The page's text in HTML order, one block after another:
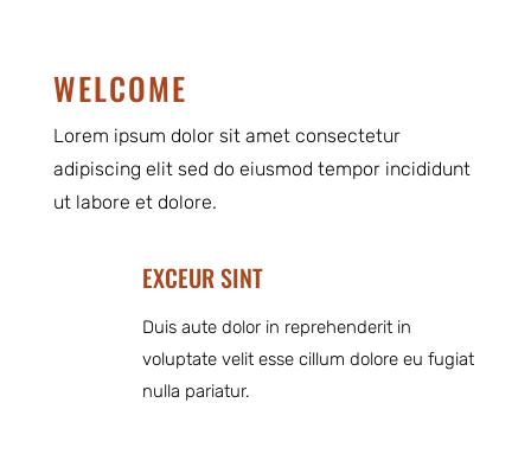
WELCOME
Lorem ipsum dolor sit amet consectetur
adipiscing elit sed do eiusmod tempor incididunt
ut labore et dolore.
EXCEUR SINT
Duis aute dolor in reprehenderit in
voluptate velit esse cillum dolore eu fugiat
nulla pariatur.